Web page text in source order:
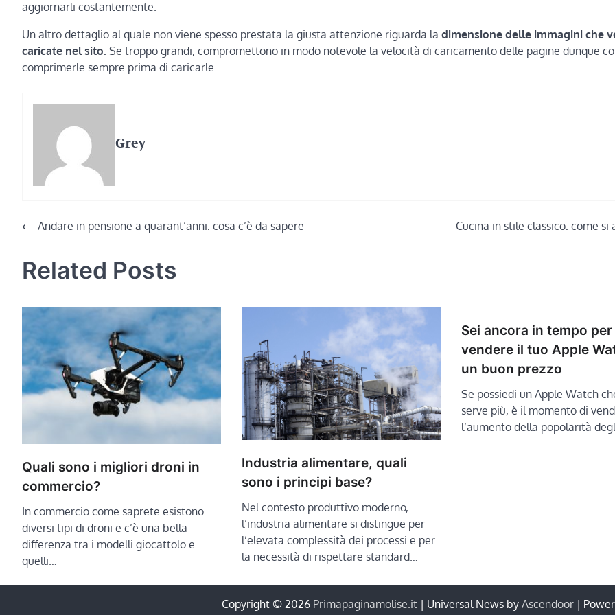
aggiornarli costantemente.
Un altro dettaglio al quale non viene spesso prestata la giusta attenzione riguarda la dimensione delle immagini che
caricate nel sito. Se troppo grandi, compromettono in modo notevole la velocità di caricamento delle pagine dunque
comprimerle sempre prima di caricarle.
Grey
Navigazione
⟵Andare in pensione a quarant’anni: cosa c’è da sapere Cucina in stile classico: come si
Related Posts
Quali sono i migliori droni in
commercio?
In commercio come saprete esistono
diversi tipi di droni e c’è una bella
differenza tra i modelli giocattolo e
quelli…
Industria alimentare, quali
sono i principi base?
Nel contesto produttivo moderno,
l’industria alimentare si distingue per
l’elevata complessità dei processi e per
la necessità di rispettare standard…
Sei ancora in tempo per
vendere il tuo Apple
un buon prezzo
Se possiedi un Apple Watch
serve più, è il momento di
l’aumento della popolarità
Copyright © 2026 Primapaginamolise.it| Universal News by Ascendoor|